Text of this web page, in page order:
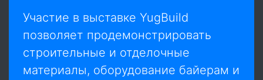
Участие в выставке YugBuild
позволяет продемонстрировать
строительные и отделочные
материалы, оборудование байерам и